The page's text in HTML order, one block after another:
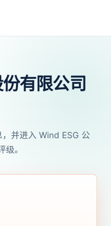
有限公司
并进入 Wind ESG 公
。